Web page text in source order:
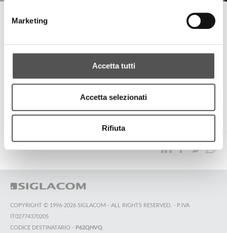
Marketing
Accetta tutti
Accetta selezionati
Rifiuta
ALL HIGHLIGHTS
TOP SEARCHES SITEMAP SUSTAINABILITY
COPYRIGHT © 1996-2026 SIGLACOM - ALL RIGHTS RESERVED. - P.IVA
IT02774370205
CODICE DESTINATARIO - P62QHVQ